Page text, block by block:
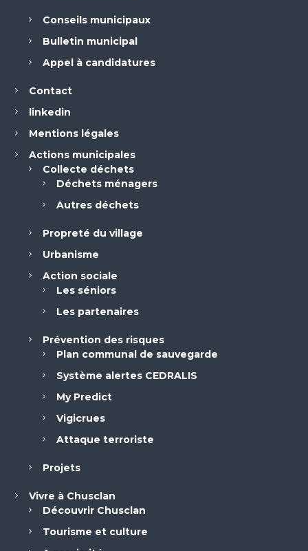
Conseils municipaux
Bulletin municipal
Appel à candidatures
Contact
linkedin
Mentions légales
Actions municipales
Collecte déchets
Déchets ménagers
Autres déchets
Propreté du village
Urbanisme
Action sociale
Les séniors
Les partenaires
Prévention des risques
Plan communal de sauvegarde
Système alertes CEDRALIS
My Predict
Vigicrues
Attaque terroriste
Projets
Vivre à Chusclan
Découvrir Chusclan
Tourisme et culture